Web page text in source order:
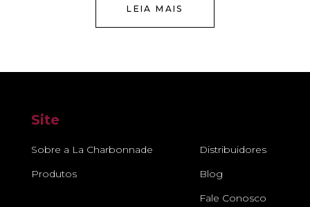
LEIA MAIS
Site
Sobre a La Charbonnade
Produtos
Distribuidores
Blog
Fale Conosco